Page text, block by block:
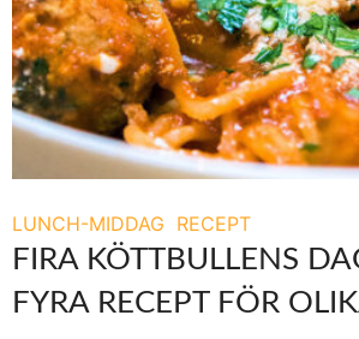
LUNCH-MIDDAG RECEPT
FIRA KÖTTBULLENS
FYRA RECEPT FÖR